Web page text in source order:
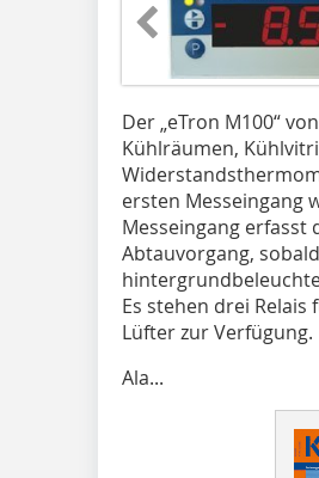
Der „eTron M100“
Kühlräumen,
ersten Messeingang
Messeingang erfasst
Abtauvorgang,
Es stehen drei
Lüfter zur Verfügung.
Ala...